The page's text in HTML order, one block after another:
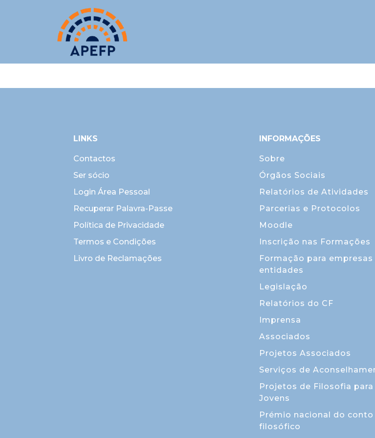
LINKS
Contactos
Ser sócio
Login Área Pessoal
Recuperar Palavra-Passe
Política de Privacidade
Termos e Condições
Livro de Reclamações
INFORMAÇÕES
Sobre
Órgãos Sociais
Relatórios de Atividades
Parcerias e Protocolos
Moodle
Inscrição nas Formações
Formação para empresas
entidades
Legislação
Relatórios do CF
Imprensa
Associados
Projetos Associados
Serviços de
Projetos de Filosofia para
Jovens
Prémio nacional do conto
filosófico